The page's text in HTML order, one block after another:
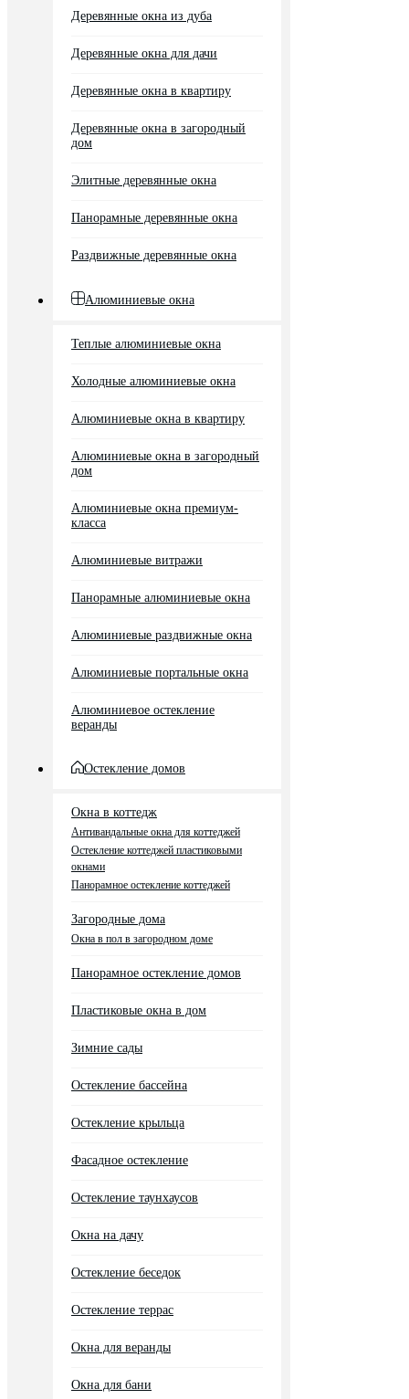
Деревянные окна из дуба
Деревянные окна для дачи
Деревянные окна в квартиру
Деревянные окна в загородный
дом
Элитные деревянные окна
Панорамные деревянные окна
Раздвижные деревянные окна
Алюминиевые окна
Теплые алюминиевые окна
Холодные алюминиевые окна
Алюминиевые окна в квартиру
Алюминиевые окна в загородный
дом
Алюминиевые окна премиум-
класса
Алюминиевые витражи
Панорамные алюминиевые окна
Алюминиевые раздвижные окна
Алюминиевые портальные окна
Алюминиевое остекление
веранды
Остекление домов
Окна в коттедж
Антивандальные окна для коттеджей
Остекление коттеджей пластиковыми
окнами
Панорамное остекление коттеджей
Загородные дома
Окна в пол в загородном доме
Панорамное остекление домов
Пластиковые окна в дом
Зимние сады
Остекление бассейна
Остекление крыльца
Фасадное остекление
Остекление таунхаусов
Окна на дачу
Остекление беседок
Остекление террас
Окна для веранды
Окна для бани